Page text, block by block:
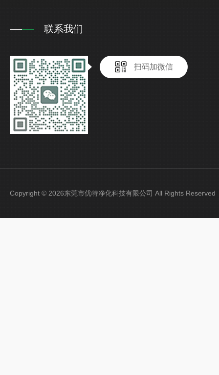
联系我们
扫码加微信
Copyright © 2026东莞市优特净化科技有限公司 All Rights